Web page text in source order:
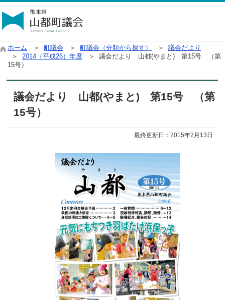
ホーム ＞ 町議会 ＞ 町議会（分類から探す） ＞ 議会だより
＞ 2014（平成26）年度 ＞ 議会だより 山都(やまと) 第15号 （第
15号）
議会だより 山都(やまと) 第15号 （第
15号）
最終更新日：2015年2月13日